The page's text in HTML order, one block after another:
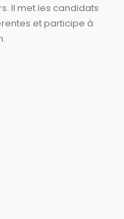
Il met les candidats
et participe à